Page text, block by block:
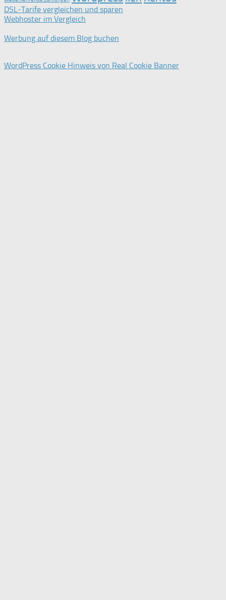
DSL-Tarife vergleichen und sparen
Webhoster im Vergleich
Werbung auf diesem Blog buchen
WordPress Cookie Hinweis von Real Cookie Banner